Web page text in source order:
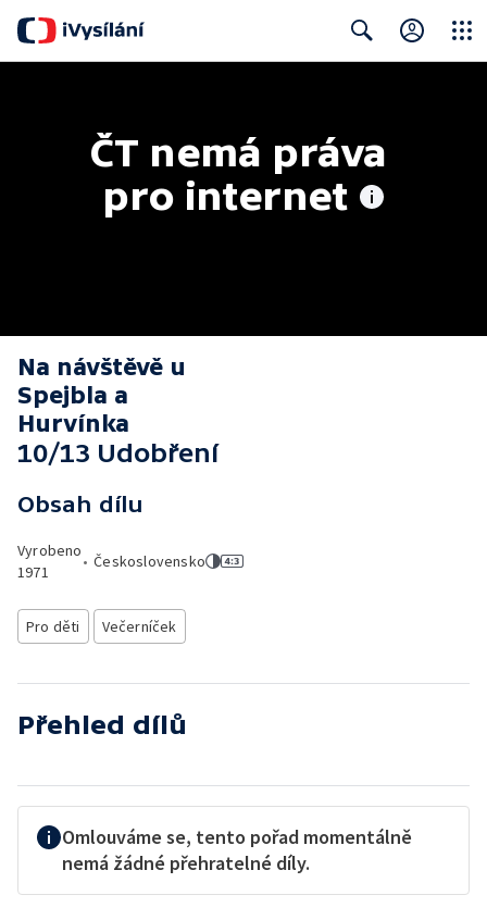
ČT nemá práva
pro internet
Na návštěvě u
Spejbla a
Hurvínka
10/13 Udobření
Obsah dílu
Vyrobeno
1971
• Československo
Pro děti Večerníček
Přehled dílů
Omlouváme se, tento pořad momentálně
nemá žádné přehratelné díly.